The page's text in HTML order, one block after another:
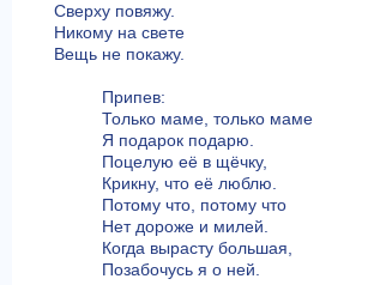
Сверху повяжу.
Никому на свете
Вещь не покажу.
Припев:
Только маме, только маме
Я подарок подарю.
Поцелую её в щёчку,
Крикну, что её люблю.
Потому что, потому что
Нет дороже и милей.
Когда вырасту большая,
Позабочусь я о ней.